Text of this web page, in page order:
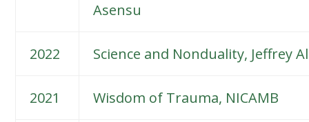
Asensu
2022 Science and Nonduality, Jeffrey
2021 Wisdom of Trauma, NICAMB